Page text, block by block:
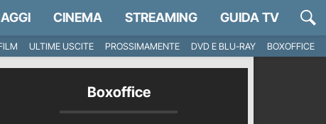
CINEMA STREAMING GUIDA TV
ULTIME USCITE PROSSIMAMENTE DVD E BLU-RAY
BOXOFFICE
Boxoffice